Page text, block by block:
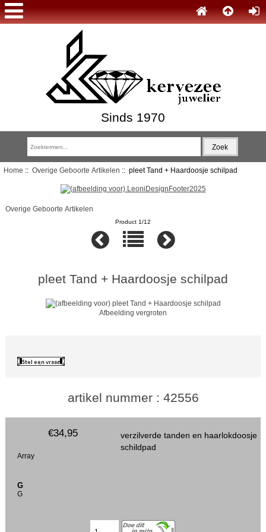
Sinds 1970
Home :: Overige Geboorte Artikelen :: pleet Tand + Haardoosje schilpad
Overige Geboorte Artikelen
Product 1/12
pleet Tand + Haardoosje schilpad
Afbeelding vergroten
artikel nummer : 42556
verzilverde tanden en haarlokdoosje
schildpad
€34,95
Array
G
G